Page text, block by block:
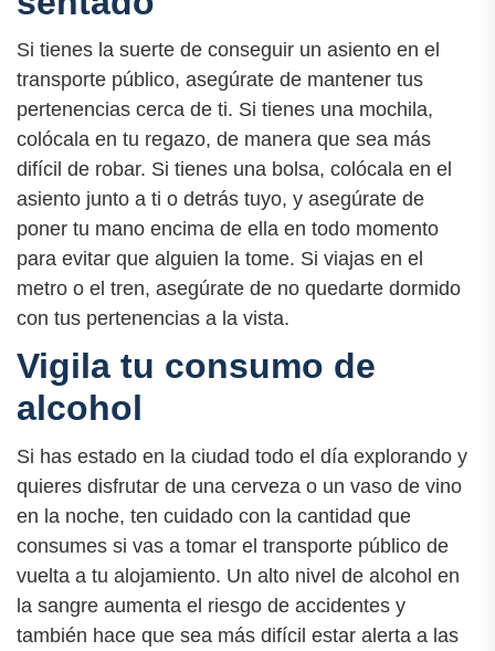
Si tienes la suerte de conseguir un asiento en el
transporte público, asegúrate de mantener tus
pertenencias cerca de ti. Si tienes una mochila,
colócala en tu regazo, de manera que sea más
difícil de robar. Si tienes una bolsa, colócala en el
asiento junto a ti o detrás tuyo, y asegúrate de
poner tu mano encima de ella en todo momento
para evitar que alguien la tome. Si viajas en el
metro o el tren, asegúrate de no quedarte dormido
con tus pertenencias a la vista.
Vigila tu consumo de
alcohol
Si has estado en la ciudad todo el día explorando y
quieres disfrutar de una cerveza o un vaso de vino
en la noche, ten cuidado con la cantidad que
consumes si vas a tomar el transporte público de
vuelta a tu alojamiento. Un alto nivel de alcohol en
la sangre aumenta el riesgo de accidentes y
también hace que sea más difícil estar alerta a las